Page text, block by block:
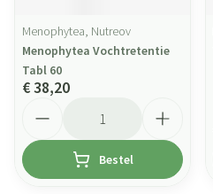
Menophytea, Nutreov
Menophytea Vochtretentie
Tabl 60
€ 38,20
Bestel